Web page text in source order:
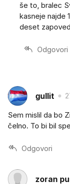
še to, bralec
kasneje najde
deset
Odgovori
gullit
Sem mislil da bo
čelno. To bi bil
Odgovori
zoran